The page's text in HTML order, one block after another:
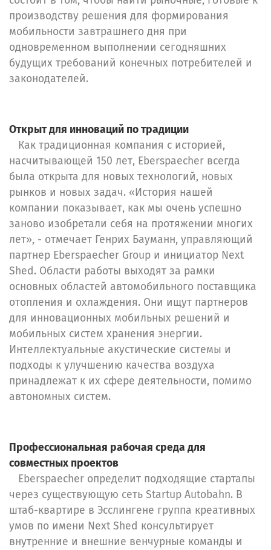
производству решения для формирования
мобильности завтрашнего дня при
одновременном выполнении сегодняшних
будущих требований конечных потребителей и
законодателей.
Открыт для инноваций по традиции
Как традиционная компания с историей,
насчитывающей 150 лет, Eberspaecher всегда
была открыта для новых технологий, новых
рынков и новых задач. «История нашей
компании показывает, как мы очень успешно
заново изобретали себя на протяжении многих
лет», - отмечает Генрих Бауманн, управляющий
партнер Eberspaecher Group и инициатор Next
Shed. Области работы выходят за рамки
основных областей автомобильного поставщика
отопления и охлаждения. Они ищут партнеров
для инновационных мобильных решений и
мобильных систем хранения энергии.
Интеллектуальные акустические системы и
подходы к улучшению качества воздуха
принадлежат к их сфере деятельности, помимо
автономных систем.
Профессиональная рабочая среда для
совместных проектов
Eberspaecher определит подходящие стартапы
через существующую сеть Startup Autobahn. В
штаб-квартире в Эсслингене группа креативных
умов по имени Next Shed консультирует
внутренние и внешние венчурные команды и